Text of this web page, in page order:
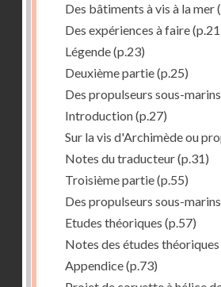
Des bâtiments à vis à la mer
Des expériences à faire
Légende(p.23)
Deuxième partie(p.25)
Des propulseurs sous-marins
Introduction(p.27)
Sur la vis d'Archimède ou
Notes du traducteur(p.31)
Troisième partie(p.55)
Des propulseurs sous-marins
Etudes théoriques (p.57)
Notes des études théoriques
Appendice(p.73)